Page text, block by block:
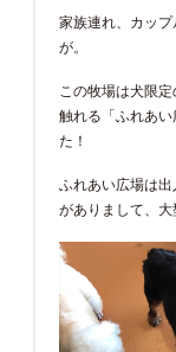
家族連れ、カッ
が。
この牧場は犬限
触れる「ふれあ
た！
ふれあい広場は
がありまして、大